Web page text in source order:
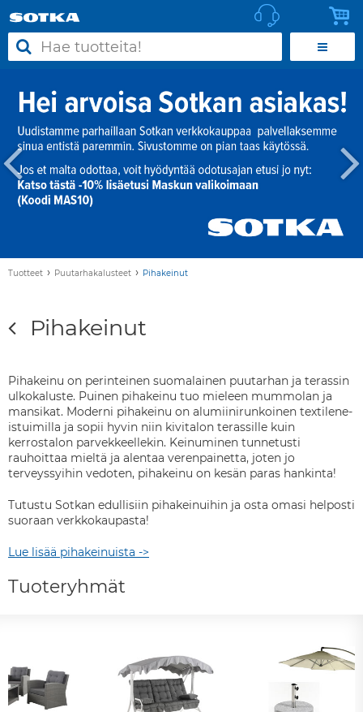
Tuotteet › Puutarhakalusteet › Pihakeinut
Pihakeinut
Pihakeinu on perinteinen suomalainen puutarhan ja terassin
ulkokaluste. Puinen pihakeinu tuo mieleen mummolan ja
mansikat. Moderni pihakeinu on alumiinirunkoinen textilene-
istuimilla ja sopii hyvin niin kivitalon terassille kuin
kerrostalon parvekkeellekin. Keinuminen tunnetusti
rauhoittaa mieltä ja alentaa verenpainetta, joten jo
terveyssyihin vedoten, pihakeinu on kesän paras hankinta!
Tutustu Sotkan edullisiin pihakeinuihin ja osta omasi helposti
suoraan verkkokaupasta!
Lue lisää pihakeinuista ->
Tuoteryhmät